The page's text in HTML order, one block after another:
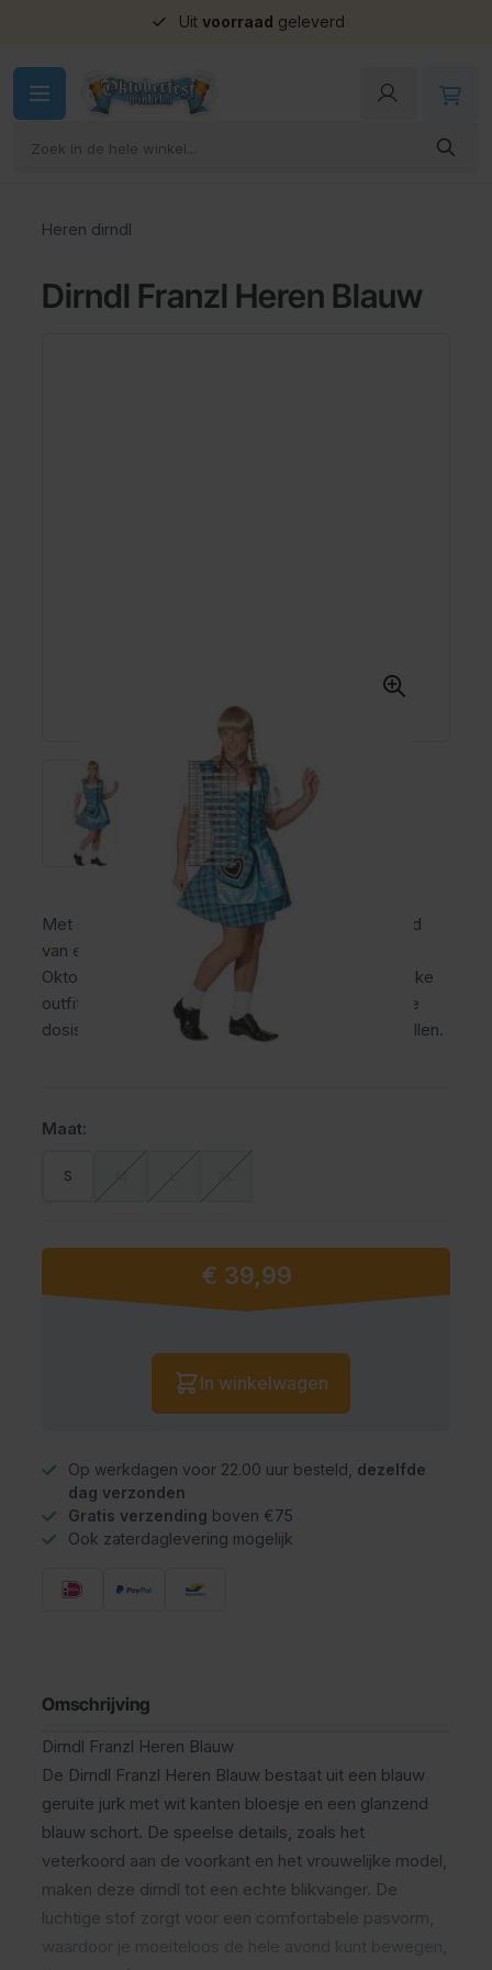
Uit voorraad geleverd
Heren dirndl
Dirndl Franzl Heren Blauw
Met de Dirndl Franzl Heren Blauw ben jij verzekerd
van een hilarische en opvallende look tijdens het
Oktoberfest of een ander themafeest! Deze vrolijke
outfit is de keuze voor mannen die van een goede
dosis humor houden en niet bang zijn om op te vallen.
Maat:
S M L XL
Vanaf:
€ 39,99
Aantal
In winkelwagen
Op werkdagen voor 22.00 uur besteld, dezelfde
dag verzonden
Gratis verzending boven €75
Ook zaterdaglevering mogelijk
Omschrijving
Dirndl Franzl Heren Blauw
De Dirndl Franzl Heren Blauw bestaat uit een blauw
geruite jurk met wit kanten bloesje en een glanzend
blauw schort. De speelse details, zoals het
veterkoord aan de voorkant en het vrouwelijke model,
maken deze dirndl tot een echte blikvanger. De
luchtige stof zorgt voor een comfortabele pasvorm,